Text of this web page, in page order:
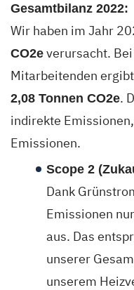
Gesamtbilanz 2022:
Wir haben im Jahr
CO2e verursacht.
Mitarbeitenden
2,08 Tonnen CO2e.
indirekte
Emissionen.
Scope 2
Dank
Emissionen
aus. Das
unserer
unserem